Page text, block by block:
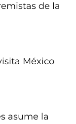
de la
México
asume la